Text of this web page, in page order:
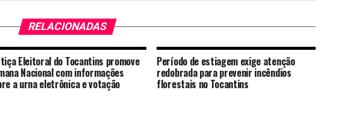
RELACIONADAS
Eleitoral do Tocantins promove
Nacional com informações
a urna eletrônica e votação
Período de estiagem exige atenção
redobrada para prevenir incêndios
florestais no Tocantins